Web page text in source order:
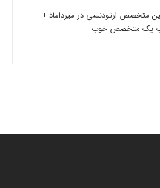
متخصص ارتودنسی در میرداماد +
یک متخصص خوب